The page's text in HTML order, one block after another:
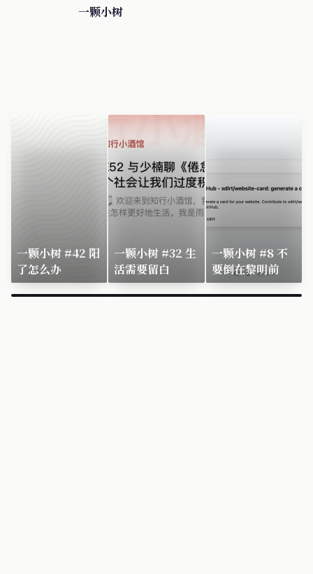
一颗小树
一颗小树 #42 阳
了怎么办
一颗小树 #32 生
活需要留白
一颗小树 #8 不
要倒在黎明前